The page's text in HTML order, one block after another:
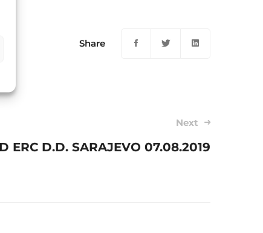
Share
Next
ERC D.D. SARAJEVO 07.08.2019